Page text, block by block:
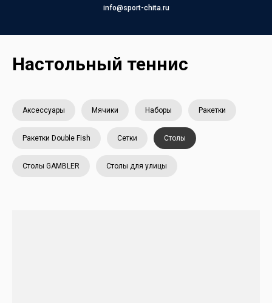
info@sport-chita.ru
Настольный теннис
Аксессуары Мячики Наборы Ракетки
Ракетки Double Fish Сетки Столы
Столы GAMBLER Столы для улицы